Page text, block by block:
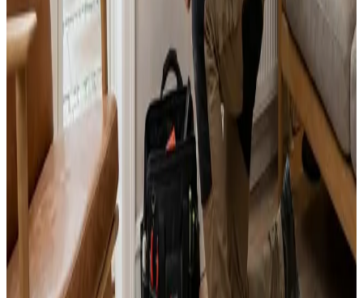
Svar inden 24 timer